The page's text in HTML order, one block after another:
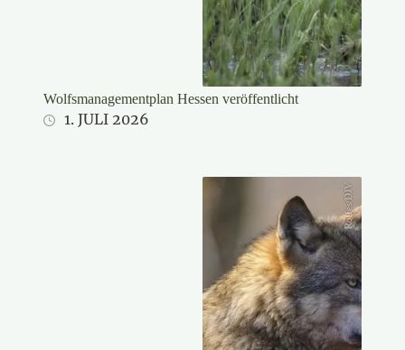
Wolfsmanagementplan Hessen veröffentlicht
1. JULI 2026
Rolfes/DJV